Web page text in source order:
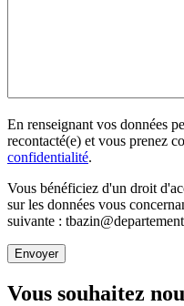
En renseignant vos données
recontacté(e) et vous prenez
confidentialité.
Vous bénéficiez d'un droit
sur les données vous
suivante :
Vous souhaitez